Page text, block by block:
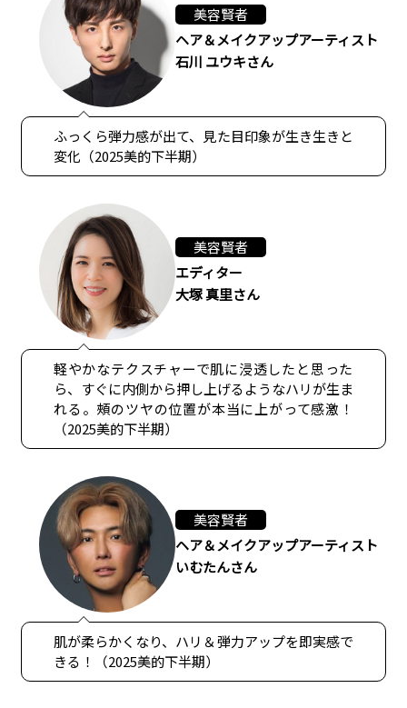
美容賢者
ヘア＆メイクアップアーティスト
石川 ユウキさん
ふっくら弾力感が出て、見た目印象が生き生きと
変化（2025美的下半期）
美容賢者
エディター
大塚 真里さん
軽やかなテクスチャーで肌に浸透したと思った
ら、すぐに内側から押し上げるようなハリが生ま
れる。頰のツヤの位置が本当に上がって感激！
（2025美的下半期）
美容賢者
ヘア＆メイクアップアーティスト
いむたんさん
肌が柔らかくなり、ハリ＆弾力アップを即実感で
きる！（2025美的下半期）